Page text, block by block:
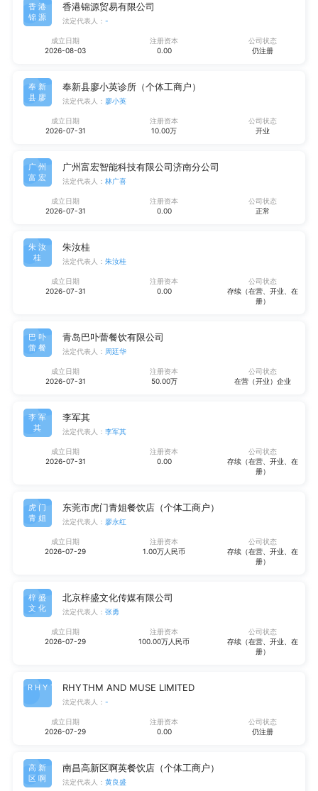
香港
锦源
香港锦源贸易有限公司
法定代表人： -
成立日期
2026-08-03
注册资本
0.00
公司状态
仍注册
奉新
县廖
奉新县廖小英诊所（个体工商户）
法定代表人： 廖小英
成立日期
2026-07-31
注册资本
10.00万
公司状态
开业
广州
富宏
广州富宏智能科技有限公司济南分公司
法定代表人： 林广喜
成立日期
2026-07-31
注册资本
0.00
公司状态
正常
朱汝
桂
朱汝桂
法定代表人： 朱汝桂
成立日期
2026-07-31
注册资本
0.00
公司状态
存续（在营、开业、在
册）
巴卟
蕾餐
青岛巴卟蕾餐饮有限公司
法定代表人： 周廷华
成立日期
2026-07-31
注册资本
50.00万
公司状态
在营（开业）企业
李军
其
李军其
法定代表人： 李军其
成立日期
2026-07-31
注册资本
0.00
公司状态
存续（在营、开业、在
册）
虎门
青姐
东莞市虎门青姐餐饮店（个体工商户）
法定代表人： 廖永红
成立日期
2026-07-29
注册资本
1.00万人民币
公司状态
存续（在营、开业、在
册）
梓盛
文化
北京梓盛文化传媒有限公司
法定代表人： 张勇
成立日期
2026-07-29
注册资本
100.00万人民币
公司状态
存续（在营、开业、在
册）
RHYT RHYTHM AND MUSE LIMITED
法定代表人： -
成立日期
2026-07-29
注册资本
0.00
公司状态
仍注册
高新
区啊
南昌高新区啊英餐饮店（个体工商户）
法定代表人： 黄良盛